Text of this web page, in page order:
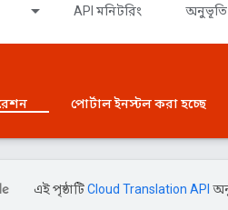
API মনিটরিং অনুভূতি
পোর্টাল ইনস্টল করা হচ্ছে
এই পৃষ্ঠাটিCloud Translation API